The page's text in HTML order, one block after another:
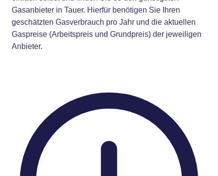
Gasanbieter in Tauer. Hierfür benötigen Sie Ihren
geschätzten Gasverbrauch pro Jahr und die aktuellen
Gaspreise (Arbeitspreis und Grundpreis) der jeweiligen
Anbieter.